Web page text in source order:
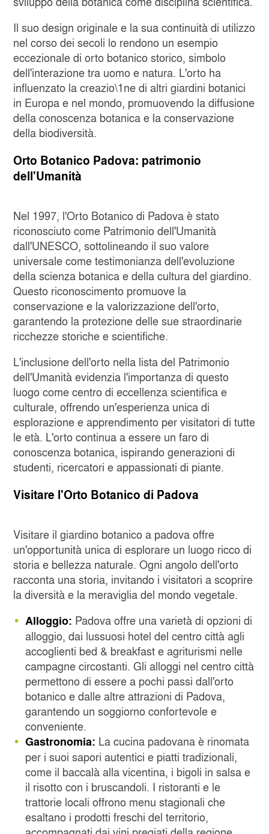
Il suo design originale e la sua continuità di utilizzo
nel corso dei secoli lo rendono un esempio
eccezionale di orto botanico storico, simbolo
dell'interazione tra uomo e natura. L'orto ha
influenzato la creazio\1ne di altri giardini botanici
in Europa e nel mondo, promuovendo la diffusione
della conoscenza botanica e la conservazione
della biodiversità.
Orto Botanico Padova: patrimonio
dell'Umanità
Nel 1997, l'Orto Botanico di Padova è stato
riconosciuto come Patrimonio dell'Umanità
dall'UNESCO, sottolineando il suo valore
universale come testimonianza dell'evoluzione
della scienza botanica e della cultura del giardino.
Questo riconoscimento promuove la
conservazione e la valorizzazione dell'orto,
garantendo la protezione delle sue straordinarie
ricchezze storiche e scientifiche.
L'inclusione dell'orto nella lista del Patrimonio
dell'Umanità evidenzia l'importanza di questo
luogo come centro di eccellenza scientifica e
culturale, offrendo un'esperienza unica di
esplorazione e apprendimento per visitatori di tutte
le età. L'orto continua a essere un faro di
conoscenza botanica, ispirando generazioni di
studenti, ricercatori e appassionati di piante.
Visitare l'Orto Botanico di Padova
Visitare il giardino botanico a padova offre
un'opportunità unica di esplorare un luogo ricco di
storia e bellezza naturale. Ogni angolo dell'orto
racconta una storia, invitando i visitatori a scoprire
la diversità e la meraviglia del mondo vegetale.
Alloggio: Padova offre una varietà di opzioni di
alloggio, dai lussuosi hotel del centro città agli
accoglienti bed & breakfast e agriturismi nelle
campagne circostanti. Gli alloggi nel centro città
permettono di essere a pochi passi dall'orto
botanico e dalle altre attrazioni di Padova,
garantendo un soggiorno confortevole e
conveniente.
Gastronomia: La cucina padovana è rinomata
per i suoi sapori autentici e piatti tradizionali,
come il baccalà alla vicentina, i bigoli in salsa e
il risotto con i bruscandoli. I ristoranti e le
trattorie locali offrono menu stagionali che
esaltano i prodotti freschi del territorio,